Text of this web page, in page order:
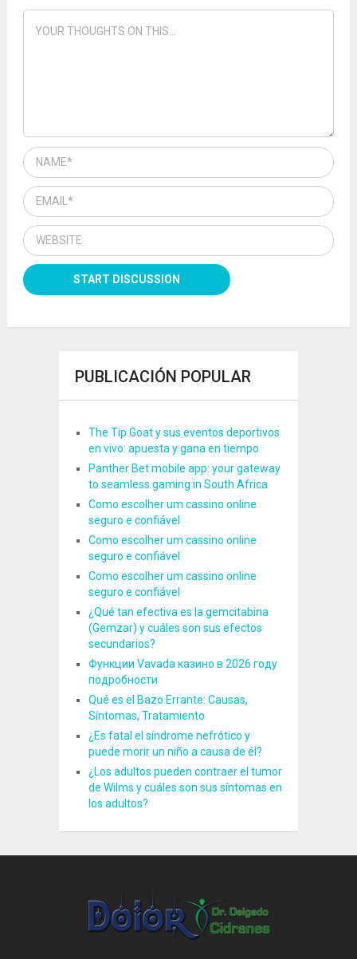
PUBLICACIÓN POPULAR
The Tip Goat y sus eventos deportivos
en vivo: apuesta y gana en tiempo
Panther Bet mobile app: your gateway
to seamless gaming in South Africa
Como escolher um cassino online
seguro e confiável
Como escolher um cassino online
seguro e confiável
Como escolher um cassino online
seguro e confiável
¿Qué tan efectiva es la gemcitabina
(Gemzar) y cuáles son sus efectos
secundarios?
Функции Vavada казино в 2026 году
подробности
Qué es el Bazo Errante: Causas,
Síntomas, Tratamiento
¿Es fatal el síndrome nefrótico y
puede morir un niño a causa de él?
¿Los adultos pueden contraer el tumor
de Wilms y cuáles son sus síntomas en
los adultos?